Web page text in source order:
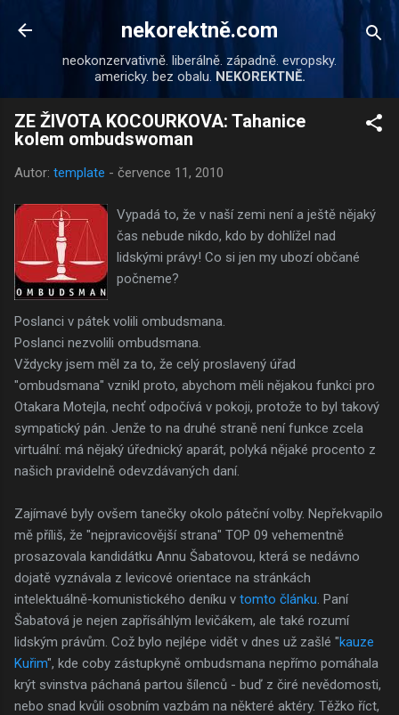
Přeskočit na hlavní obsah
nekorektně.com
neokonzervativně. liberálně. západně. evropsky.
americky. bez obalu. NEKOREKTNĚ.
ZE ŽIVOTA KOCOURKOVA: Tahanice
kolem ombudswoman
Autor: template - července 11, 2010
Vypadá to, že v naší zemi není a ještě nějaký
čas nebude nikdo, kdo by dohlížel nad
lidskými právy! Co si jen my ubozí občané
počneme?
Poslanci v pátek volili ombudsmana.
Poslanci nezvolili ombudsmana.
Vždycky jsem měl za to, že celý proslavený úřad
"ombudsmana" vznikl proto, abychom měli nějakou funkci pro
Otakara Motejla, nechť odpočívá v pokoji, protože to byl takový
sympatický pán. Jenže to na druhé straně není funkce zcela
virtuální: má nějaký úřednický aparát, polyká nějaké procento z
našich pravidelně odevzdávaných daní.
Zajímavé byly ovšem tanečky okolo páteční volby. Nepřekvapilo
mě příliš, že "nejpravicovější strana" TOP 09 vehementně
prosazovala kandidátku Annu Šabatovou, která se nedávno
dojatě vyznávala z levicové orientace na stránkách
intelektuálně-komunistického deníku v tomto článku . Paní
Šabatová je nejen zapřísáhlým levičákem, ale také rozumí
lidským právům. Což bylo nejlépe vidět v dnes už zašlé "kauze
Kuřim", kde coby zástupkyně ombudsmana nepřímo pomáhala
krýt svinstva páchaná partou šílenců - buď z čiré nevědomosti,
nebo snad kvůli osobním vazbám na některé aktéry. Těžko říct,